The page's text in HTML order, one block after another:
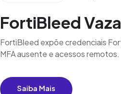
FortiBleed
FortiBleed expõe credenciais
MFA ausente e acessos remotos.
Saiba Mais